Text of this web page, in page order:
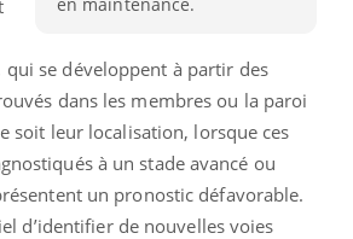
qui se développent à partir des
dans les membres ou la paroi
soit leur localisation, lorsque ces
à un stade avancé ou
un pronostic défavorable.
d’identifier de nouvelles voies